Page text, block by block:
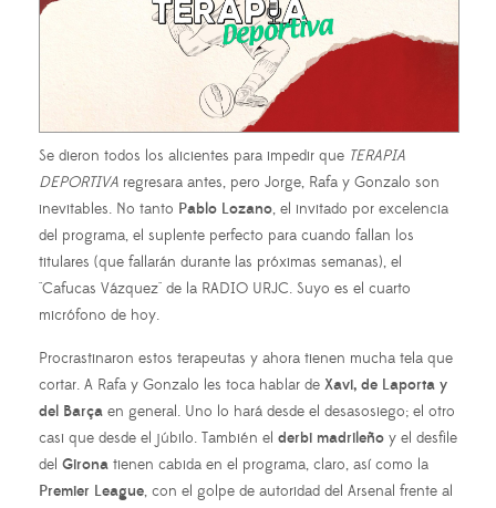
Se dieron todos los alicientes para impedir que TERAPIA
DEPORTIVA regresara antes, pero Jorge, Rafa y Gonzalo son
inevitables. No tanto Pablo Lozano, el invitado por excelencia
del programa, el suplente perfecto para cuando fallan los
titulares (que fallarán durante las próximas semanas), el
"Cafucas Vázquez" de la RADIO URJC. Suyo es el cuarto
micrófono de hoy.
Procrastinaron estos terapeutas y ahora tienen mucha tela que
cortar. A Rafa y Gonzalo les toca hablar de Xavi, de Laporta y
del Barça en general. Uno lo hará desde el desasosiego; el otro
casi que desde el júbilo. También el derbi madrileño y el desfile
del Girona tienen cabida en el programa, claro, así como la
Premier League, con el golpe de autoridad del Arsenal frente al